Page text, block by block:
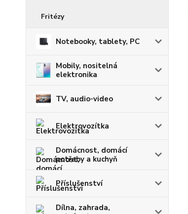
Fritézy
Notebooky, tablety, PC
Mobily, nositelná
elektronika
TV, audio-video
Elektrovozítka
Domácnost, domácí
potřeby a kuchyň
Příslušenství
Dílna, zahrada,